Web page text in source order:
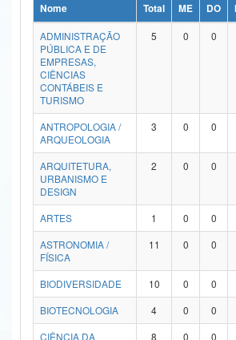
Ministério da Ciência, Tecnologia, Inovações e
Ministério do Meio Ambiente
Ministério do Turismo
Ministério do Desenvolvimento Regional
Controladoria-Geral da União
Ministério da Mulher, da Família e dos Direitos Humanos
Secretaria de Governo
Advocacia-Geral da União
Nome Total ME DO
ADMINISTRAÇÃO
PÚBLICA E DE
EMPRESAS,
CIÊNCIAS
CONTÁBEIS E
TURISMO
5 0 0
ANTROPOLOGIA /
ARQUEOLOGIA
3 0 0
ARQUITETURA,
URBANISMO E
DESIGN
2 0 0
ARTES 1 0 0
ASTRONOMIA /
FÍSICA
11 0 0
BIODIVERSIDADE 10 0 0
BIOTECNOLOGIA
4 0 0
CIÊNCIA DA
8 0 0